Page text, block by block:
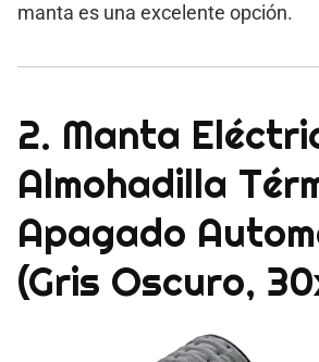
manta es una excelente opción.
2. Manta
Almohadilla
Apagado
(Gris Oscuro,